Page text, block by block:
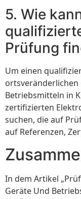
5. Wie
Prüfung
Um einen
Betriebsmitteln in
zertifizierten
suchen, die auf
auf Referenzen,
In dem Artikel
Geräte Und